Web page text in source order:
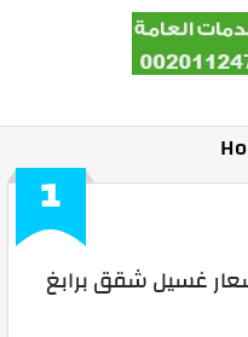
1
غسيل شقق برابغ